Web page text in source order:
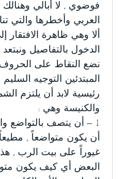
فوضوي , لا أبالي
العربي وأخطرها والتي
ألا وهي ظاهرة الافتقار
الدخول بالتفاصيل
نضع النقاط على
المبتدئين التوجيه
رئيسية لابد أن يلتزم
والكنيسة وهي :
1 – أن يتصف بالتواضع
أن يكون متواضعاً ,
غيوراً على بيت الرب ,
البعض أي كيف يكون